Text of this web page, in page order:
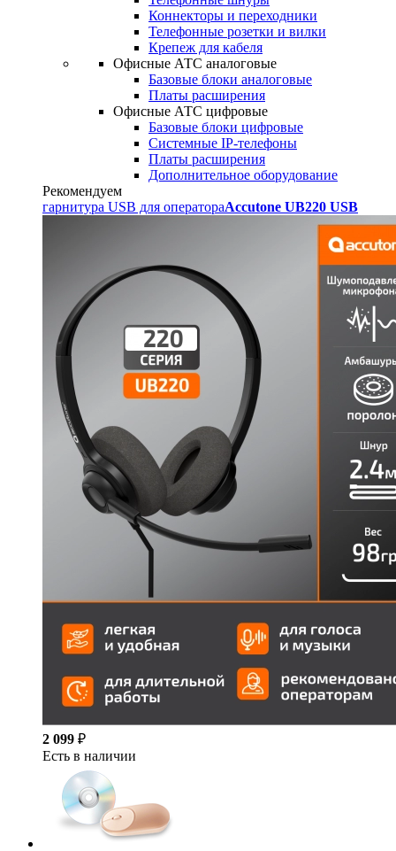
Коннекторы и переходники
Телефонные розетки и вилки
Крепеж для кабеля
Офисные АТС аналоговые
Базовые блоки аналоговые
Платы расширения
Офисные АТС цифровые
Базовые блоки цифровые
Системные IP-телефоны
Платы расширения
Дополнительное оборудование
Рекомендуем
гарнитура USB для оператораAccutone UB220 USB
2 099 ₽
Есть в наличии